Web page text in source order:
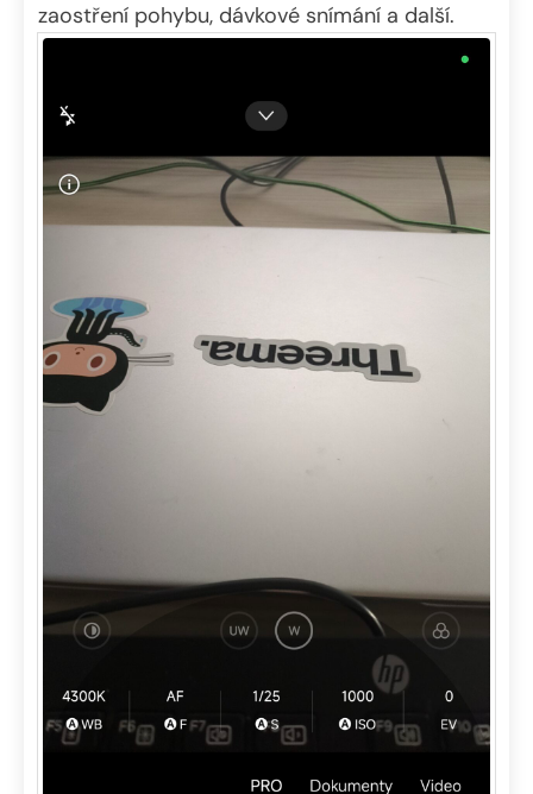
zaostření pohybu, dávkové snímání a další.